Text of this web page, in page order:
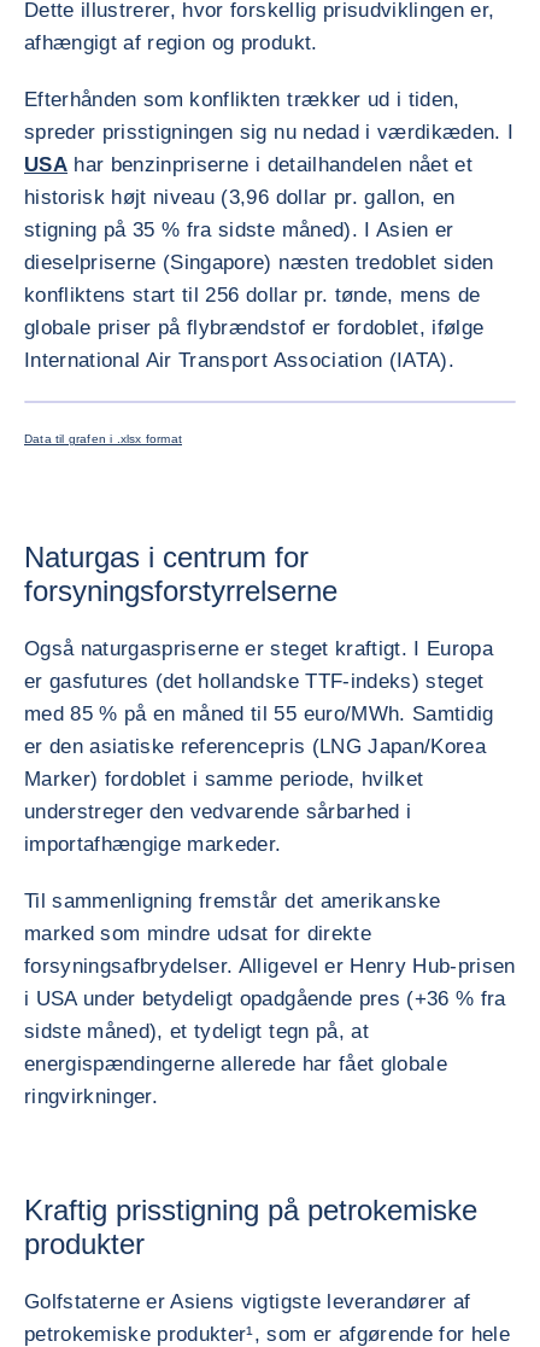
Dette illustrerer, hvor forskellig prisudviklingen er,
afhængigt af region og produkt.
Efterhånden som konflikten trækker ud i tiden,
spreder prisstigningen sig nu nedad i værdikæden. I
USA har benzinpriserne i detailhandelen nået et
historisk højt niveau (3,96 dollar pr. gallon, en
stigning på 35 % fra sidste måned). I Asien er
dieselpriserne (Singapore) næsten tredoblet siden
konfliktens start til 256 dollar pr. tønde, mens de
globale priser på flybrændstof er fordoblet, ifølge
International Air Transport Association (IATA).
Data til grafen i .xlsx format
Naturgas i centrum for
forsyningsforstyrrelserne
Også naturgaspriserne er steget kraftigt. I Europa
er gasfutures (det hollandske TTF-indeks) steget
med 85 % på en måned til 55 euro/MWh. Samtidig
er den asiatiske referencepris (LNG Japan/Korea
Marker) fordoblet i samme periode, hvilket
understreger den vedvarende sårbarhed i
importafhængige markeder.
Til sammenligning fremstår det amerikanske
marked som mindre udsat for direkte
forsyningsafbrydelser. Alligevel er Henry Hub-prisen
i USA under betydeligt opadgående pres (+36 % fra
sidste måned), et tydeligt tegn på, at
energispændingerne allerede har fået globale
ringvirkninger.
Kraftig prisstigning på petrokemiske
produkter
Golfstaterne er Asiens vigtigste leverandører af
petrokemiske produkter¹, som er afgørende for hele